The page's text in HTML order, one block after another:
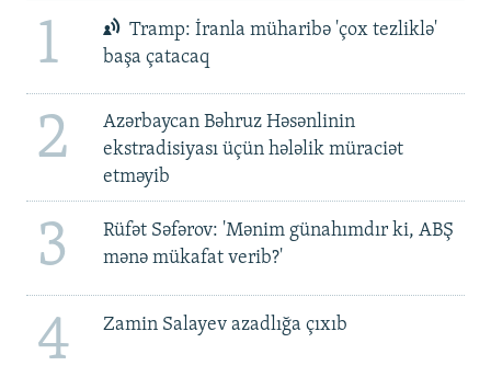
1
Tramp: İranla müharibə 'çox tezliklə'
başa çatacaq
2
Azərbaycan Bəhruz Həsənlinin
ekstradisiyası üçün hələlik müraciət
etməyib
3
Rüfət Səfərov: 'Mənim günahımdır ki, ABŞ
mənə mükafat verib?'
4 Zamin Salayev azadlığa çıxıb